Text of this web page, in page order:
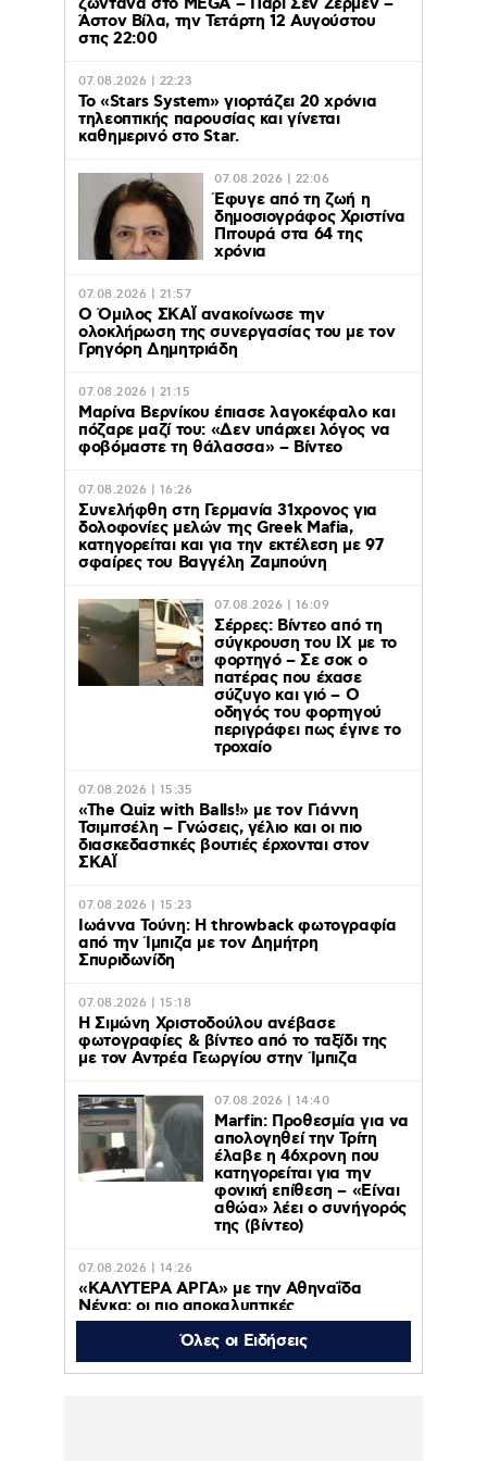
ζωντανά στο MEGA – Παρί Σεν Ζερμέν –
Άστον Βίλα, την Τετάρτη 12 Αυγούστου
στις 22:00
07.08.2026 | 22:23
Το «Stars System» γιορτάζει 20 χρόνια
τηλεοπτικής παρουσίας και γίνεται
καθημερινό στο Star.
07.08.2026 | 22:06
Έφυγε από τη ζωή η
δημοσιογράφος Χριστίνα
Πιτουρά στα 64 της
χρόνια
07.08.2026 | 21:57
Ο Όμιλος ΣΚΑΪ ανακοίνωσε την
ολοκλήρωση της συνεργασίας του με τον
Γρηγόρη Δημητριάδη
07.08.2026 | 21:15
Μαρίνα Βερνίκου έπιασε λαγοκέφαλο και
πόζαρε μαζί του: «Δεν υπάρχει λόγος να
φοβόμαστε τη θάλασσα» – Βίντεο
07.08.2026 | 16:26
Συνελήφθη στη Γερμανία 31χρονος για
δολοφονίες μελών της Greek Mafia,
κατηγορείται και για την εκτέλεση με 97
σφαίρες του Βαγγέλη Ζαμπούνη
07.08.2026 | 16:09
Σέρρες: Βίντεο από τη
σύγκρουση του ΙΧ με το
φορτηγό – Σε σοκ ο
πατέρας που έχασε
σύζυγο και γιό – Ο
οδηγός του φορτηγού
περιγράφει πως έγινε το
τροχαίο
07.08.2026 | 15:35
«The Quiz with Balls!» με τον Γιάννη
Τσιμιτσέλη – Γνώσεις, γέλιο και οι πιο
διασκεδαστικές βουτιές έρχονται στον
ΣΚΑΪ
07.08.2026 | 15:23
Ιωάννα Τούνη: Η throwback φωτογραφία
από την Ίμπιζα με τον Δημήτρη
Σπυριδωνίδη
07.08.2026 | 15:18
Η Σιμώνη Χριστοδούλου ανέβασε
φωτογραφίες & βίντεο από το ταξίδι της
με τον Αντρέα Γεωργίου στην Ίμπιζα
07.08.2026 | 14:40
Marfin: Προθεσμία για να
απολογηθεί την Τρίτη
έλαβε η 46χρονη που
κατηγορείται για την
φονική επίθεση – «Είναι
αθώα» λέει ο συνήγορός
της (βίντεο)
07.08.2026 | 14:26
«ΚΑΛΥΤΕΡΑ ΑΡΓΑ» με την Αθηναΐδα
Νέγκα: οι πιο αποκαλυπτικές
μεταμεσονύχτιες συνεντεύξεις
επιστρέφουν στο ACTION 24
Όλες οι Ειδήσεις